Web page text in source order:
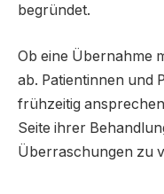
begründet.
Ob eine Übernahme
ab. Patientinnen und
frühzeitig
Seite ihrer
Überraschungen zu